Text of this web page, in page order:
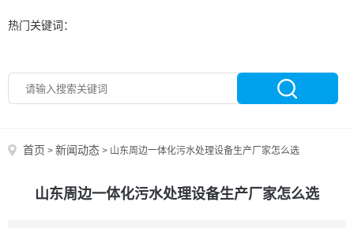
热门关键词：
首页 > 新闻动态 > 山东周边一体化污水处理设备生产厂家怎么选
山东周边一体化污水处理设备生产厂家怎么选